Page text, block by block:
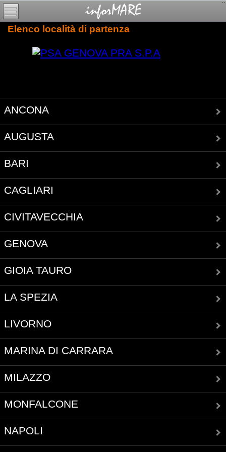
Elenco località di partenza
ANCONA
AUGUSTA
BARI
CAGLIARI
CIVITAVECCHIA
GENOVA
GIOIA TAURO
LA SPEZIA
LIVORNO
MARINA DI CARRARA
MILAZZO
MONFALCONE
NAPOLI